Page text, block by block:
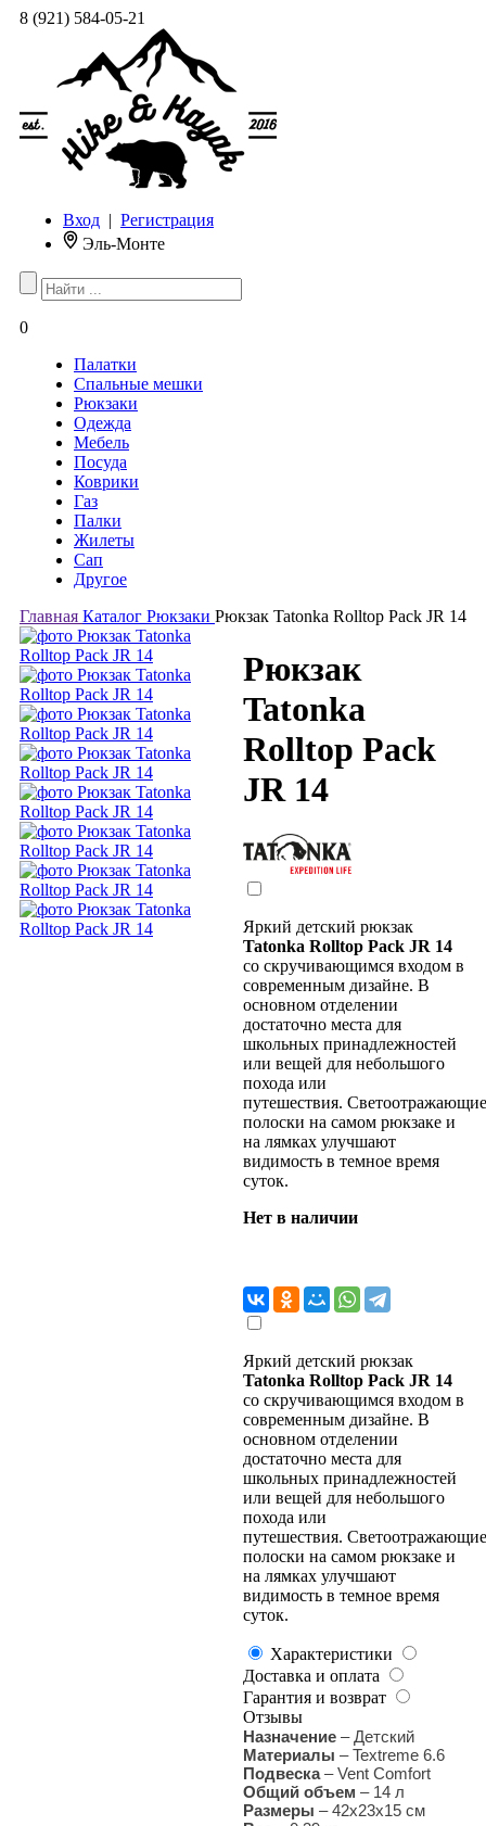
8 (921) 584-05-21
Вход | Регистрация
Эль-Монте
0
Палатки
Спальные мешки
Рюкзаки
Одежда
Мебель
Посуда
Коврики
Газ
Палки
Жилеты
Сап
Другое
Главная Каталог Рюкзаки Рюкзак Tatonka Rolltop Pack JR 14
Рюкзак
Tatonka
Rolltop Pack
JR 14
Яркий детский рюкзак
Tatonka Rolltop Pack JR 14
со скручивающимся входом в
современным дизайне. В
основном отделении
достаточно места для
школьных принадлежностей
или вещей для небольшого
похода или
путешествия. Светоотражающие
полоски на самом рюкзаке и
на лямках улучшают
видимость в темное время
суток.
Нет в наличии
Яркий детский рюкзак
Tatonka Rolltop Pack JR 14
со скручивающимся входом в
современным дизайне. В
основном отделении
достаточно места для
школьных принадлежностей
или вещей для небольшого
похода или
путешествия. Светоотражающие
полоски на самом рюкзаке и
на лямках улучшают
видимость в темное время
суток.
Характеристики
Доставка и оплата
Гарантия и возврат
Отзывы
Назначение –Детский
Материалы – Textreme 6.6
Подвеска– Vent Comfort
Общий объем –14 л
Размеры – 42х23х15 см